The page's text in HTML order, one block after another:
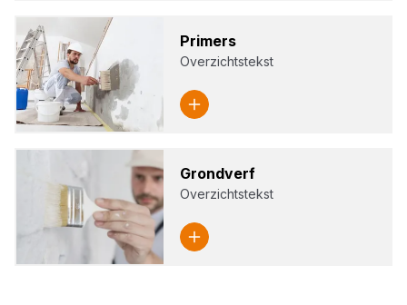
Pri­mers
Overzichtstekst
Grond­verf
Overzichtstekst